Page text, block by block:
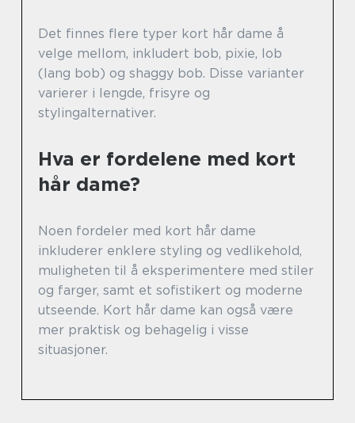
Det finnes flere typer kort hår dame å
velge mellom, inkludert bob, pixie, lob
(lang bob) og shaggy bob. Disse varianter
varierer i lengde, frisyre og
stylingalternativer.
Hva er fordelene med kort
hår dame?
Noen fordeler med kort hår dame
inkluderer enklere styling og vedlikehold,
muligheten til å eksperimentere med stiler
og farger, samt et sofistikert og moderne
utseende. Kort hår dame kan også være
mer praktisk og behagelig i visse
situasjoner.